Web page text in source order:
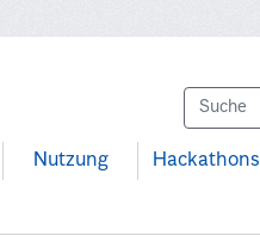
Nutzung Hackathons